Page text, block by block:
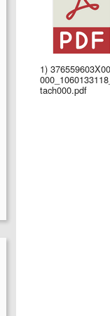
1)
tach000.pdf